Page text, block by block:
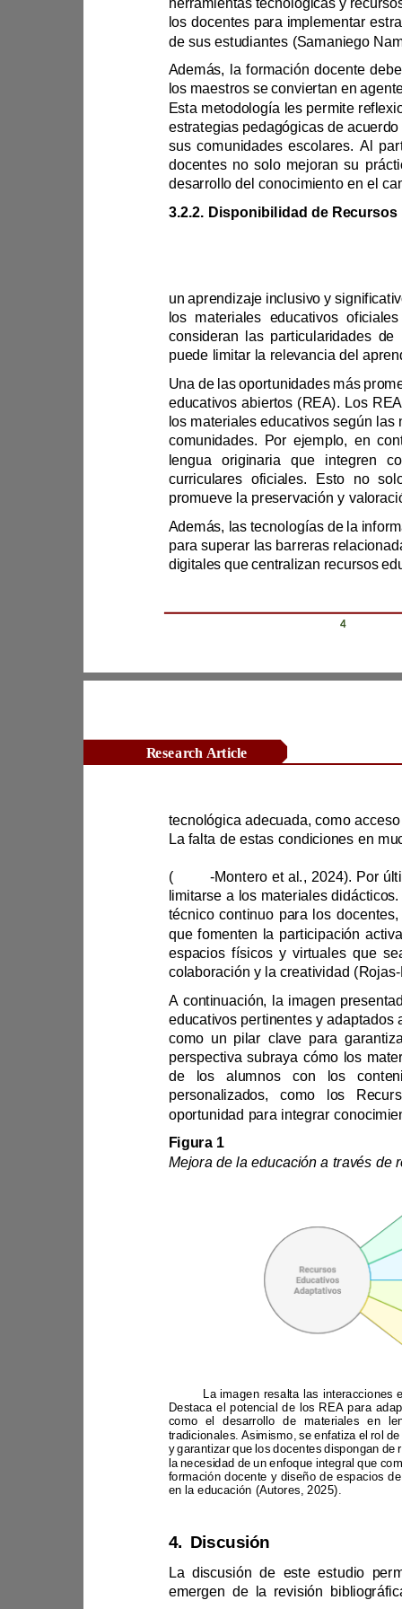
Revista Científica Zambos / Vol. 04
los docentes para implementar e
es
desarroll
Disponibilidad de Recursos
com
promueve la preservació
Research Article
( - Montero
2024).
espacios fís
colaboración y la creatividad ( Rojas-
oportunidad para integrar conoci
y garantizar que los
en la educación (Autores, 2025 ).
4. Discusión